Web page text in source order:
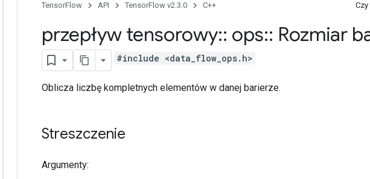
TensorFlow API TensorFlow v2.3.0 C++
przepływ tensorowy:: ops:: Rozmiar
#include <data_flow_ops.h>
Oblicza liczbę kompletnych elementów w danej barierze.
Streszczenie
Argumenty: